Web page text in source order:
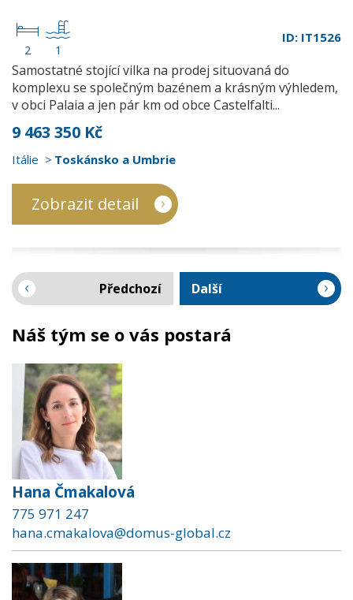
2 1
ID: IT1526
Samostatné stojící vilka na prodej situovaná do
komplexu se společným bazénem a krásným výhledem,
v obci Palaia a jen pár km od obce Castelfalti...
9 463 350 Kč
Itálie Toskánsko a Umbrie
Zobrazit detail
Předchozí Další
Náš tým se o vás postará
Hana Čmakalová
775 971 247
hana.cmakalova@domus-global.cz